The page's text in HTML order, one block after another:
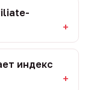
индекс